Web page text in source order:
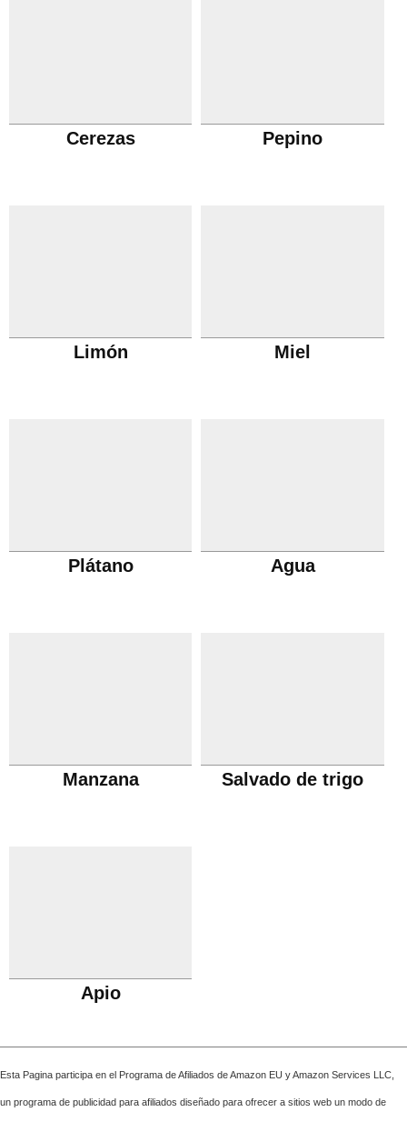
Cerezas Pepino
Limón Miel
Plátano Agua
Manzana Salvado de trigo
Apio
Esta Pagina participa en el Programa de Afiliados de Amazon EU y Amazon Services LLC,
un programa de publicidad para afiliados diseñado para ofrecer a sitios web un modo de